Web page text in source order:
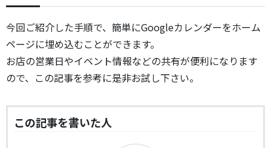
今回ご紹介した手順で、簡単にGoogleカレンダーをホーム
ページに埋め込むことができます。
お店の営業日やイベント情報などの共有が便利になります
ので、この記事を参考に是非お試し下さい。
この記事を書いた人